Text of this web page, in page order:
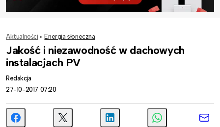
Aktualności » Energia słoneczna
Jakość i niezawodność w dachowych
instalacjach PV
Redakcja
27-10-2017 07:20